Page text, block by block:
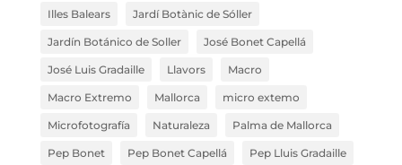
Illes Balears Jardí Botànic de Sóller
Jardín Botánico de Soller José Bonet Capellá
José Luis Gradaille Llavors Macro
Macro Extremo Mallorca micro extemo
Microfotografía Naturaleza Palma de Mallorca
Pep Bonet Pep Bonet Capellá Pep Lluis Gradaille